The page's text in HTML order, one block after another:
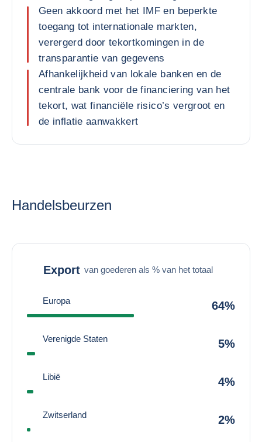
Geen akkoord met het IMF en beperkte
toegang tot internationale markten,
verergerd door tekortkomingen in de
transparantie van gegevens
Afhankelijkheid van lokale banken en de
centrale bank voor de financiering van het
tekort, wat financiële risico’s vergroot en
de inflatie aanwakkert
Handelsbeurzen
Export van goederen als % van het totaal
Europa 64%
Verenigde Staten 5%
Libië 4%
Zwitserland 2%